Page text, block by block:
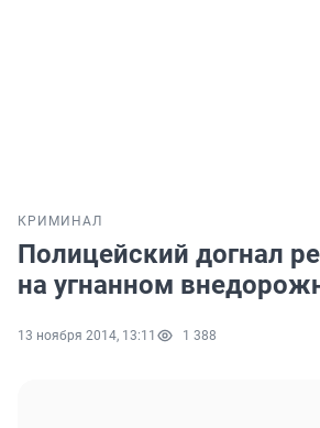
КРИМИНАЛ
Полицейский догнал
на угнанном
13 ноября 2014, 13:11 1 388